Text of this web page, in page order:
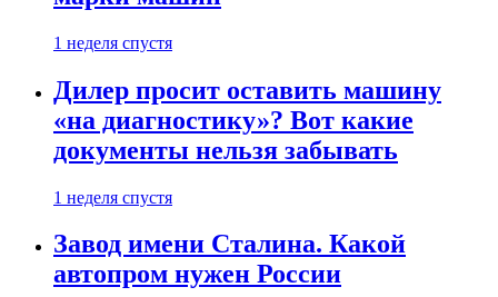
1 неделя спустя
Дилер просит оставить машину
«на диагностику»? Вот какие
документы нельзя забывать
1 неделя спустя
Завод имени Сталина. Какой
автопром нужен России